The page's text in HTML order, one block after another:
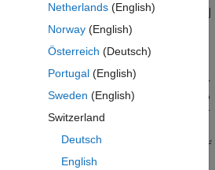
ーション中のアクターの動きや反応を制
義します。動作は、MATLAB System
モデルを使用して作成できます。
、シナリオレベルの特別な解析コンポーネ
ーション中にシナリオの状態を読み取る
、それらを変更することはありません。オ
作とは異なり、MATLAB または Simulink
RoadRunnerでは認識されません。オブザ
スタム計算を可能にすることです。たと
Netherlands(English)
Norway(English)
Österreich (Deutsch)
Portugal(English)
Sweden (English)
Switzerland
Deutsch
English